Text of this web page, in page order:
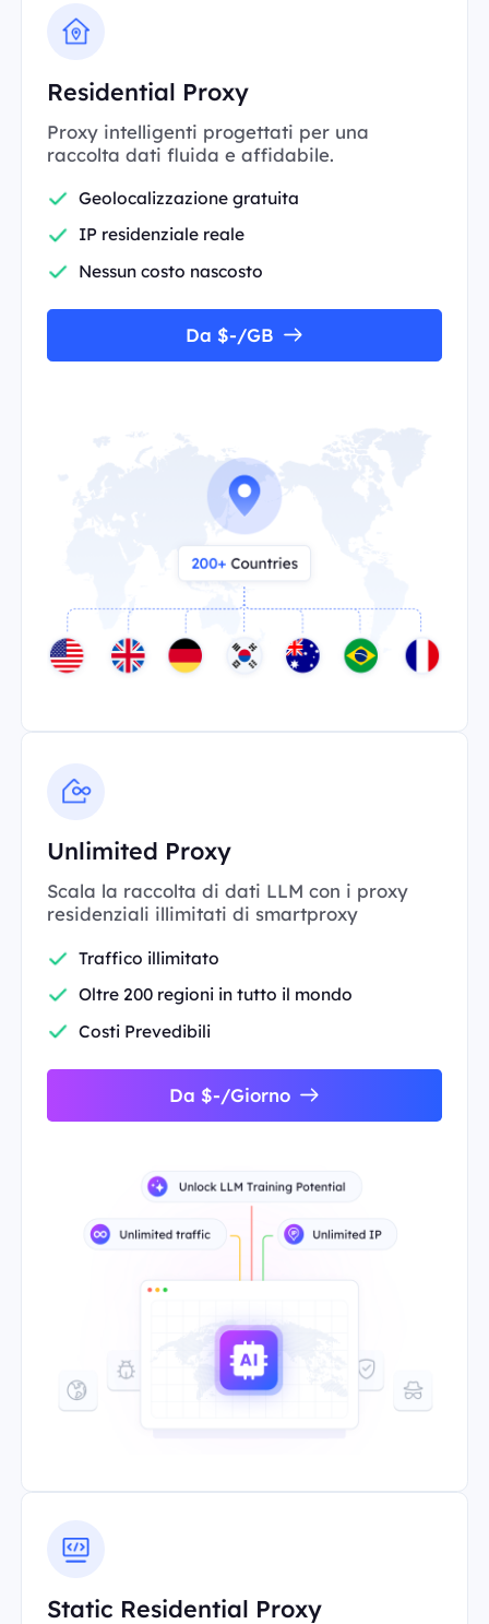
Residential Proxy
Proxy intelligenti progettati per una
raccolta dati fluida e affidabile.
Geolocalizzazione gratuita
IP residenziale reale
Nessun costo nascosto
Da $-/GB
Unlimited Proxy
Scala la raccolta di dati LLM con i proxy
residenziali illimitati di smartproxy
Traffico illimitato
Oltre 200 regioni in tutto il mondo
Costi Prevedibili
Da $-/Giorno
Static Residential Proxy